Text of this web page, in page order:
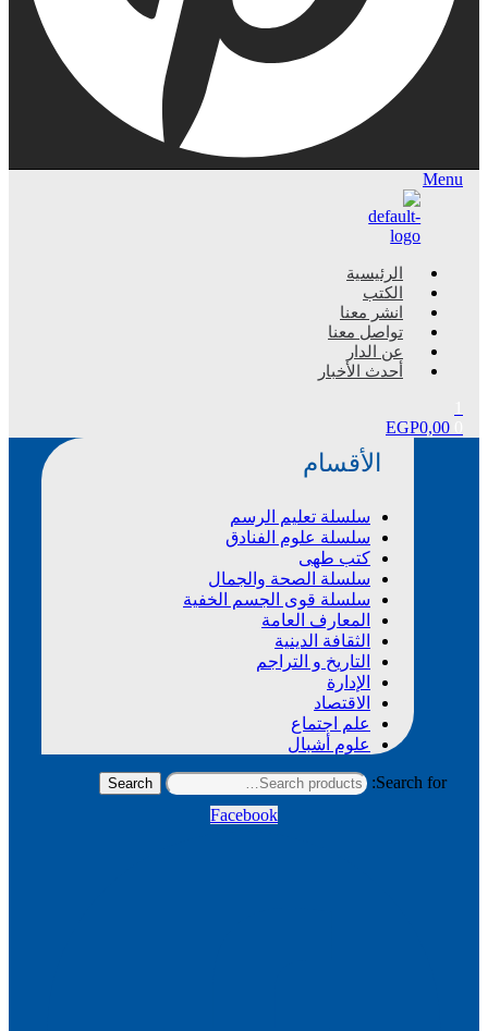
Menu
الرئيسية
الكتب
انشر معنا
تواصل معنا
عن الدار
أحدث الأخبار
EGP0,00
الأقسام
سلسلة تعليم الرسم
سلسلة علوم الفنادق
كتب طهى
سلسلة الصحة والجمال
سلسلة قوى الجسم الخفية
المعارف العامة
الثقافة الدينية
التاريخ و التراجم
الإدارة
الاقتصاد
علم اجتماع
علوم أشبال
Search for:
Search
Facebook